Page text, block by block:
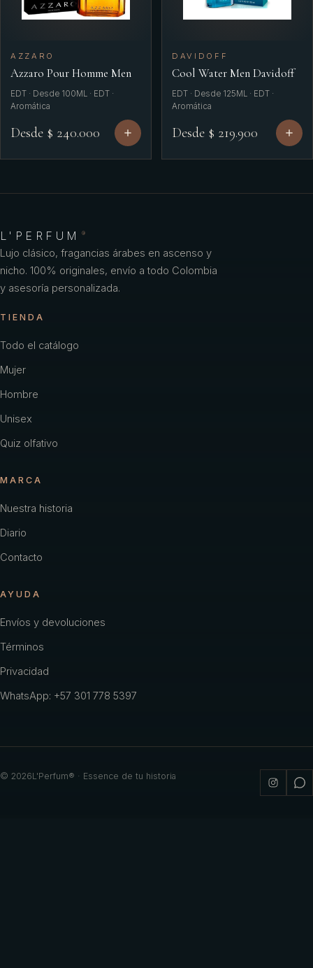
AZZARO
Azzaro Pour Homme Men
EDT · Desde 100ML · EDT ·
Aromática
Desde $ 240.000
DAVIDOFF
Cool Water Men Davidoff
EDT · Desde 125ML · EDT ·
Aromática
Desde $ 219.900
L'PERFUM ®
Lujo clásico, fragancias árabes en ascenso y
nicho. 100% originales, envío a todo Colombia
y asesoría personalizada.
TIENDA
Todo el catálogo
Mujer
Hombre
Unisex
Quiz olfativo
MARCA
Nuestra historia
Diario
Contacto
AYUDA
Envíos y devoluciones
Términos
Privacidad
WhatsApp: +57 301 778 5397
© 2026L'Perfum® · Essence de tu historia